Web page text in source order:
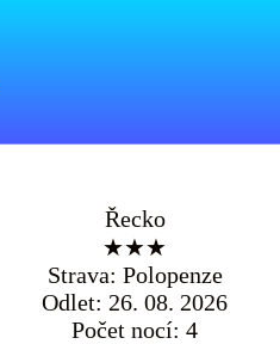
Řecko
★★★
Strava: Polopenze
Odlet: 26. 08. 2026
Počet nocí: 4